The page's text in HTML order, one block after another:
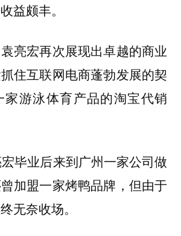
益颇丰。
亮宏再次展现出卓越的商业
住互联网电商蓬勃发展的契
家游泳体育产品的淘宝代销
毕业后来到广州一家公司做
加盟一家烤鸭品牌，但由于
无奈收场。